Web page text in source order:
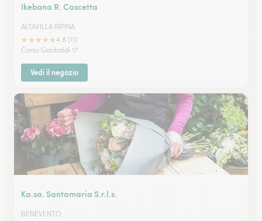
Ikebana R. Cascetta
ALTAVILLA IRPINA
★★★★★4.8 (11)
Corso Garibaldi 17
Vedi il negozio
Ka.sa. Santamaria S.r.l.s.
BENEVENTO